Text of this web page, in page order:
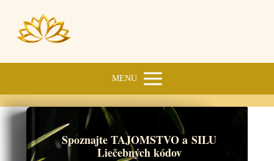
MENU
Spoznajte TAJOMSTVO a SILU
Liečebných kódov